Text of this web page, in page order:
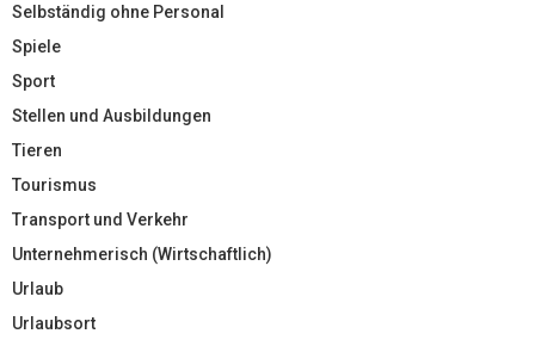
Selbständig ohne Personal
Spiele
Sport
Stellen und Ausbildungen
Tieren
Tourismus
Transport und Verkehr
Unternehmerisch (Wirtschaftlich)
Urlaub
Urlaubsort